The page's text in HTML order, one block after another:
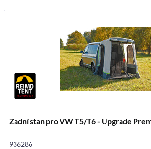
Zadní stan pro VW T5/T6 - Upgrade
936286